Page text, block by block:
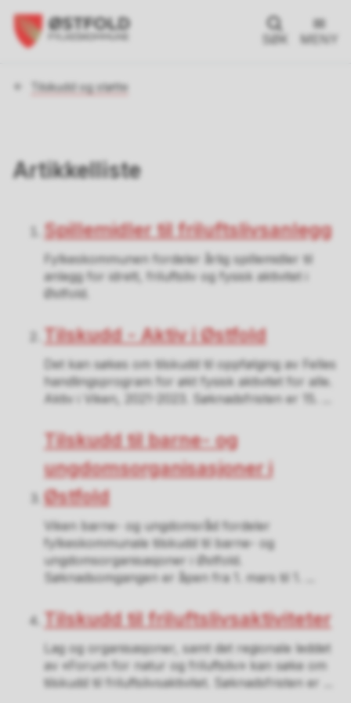
SØK MENY
Du
Tilskudd og støtte
Artikkelliste
Spillemidler til friluftslivsanlegg
Fylkeskommunen fordeler årlig spillemidler til
anlegg for idrett, friluftsliv og fysisk aktivitet i
Østfold.
Tilskudd - Aktiv i Østfold
Det kan søkes om tilskudd til oppfølging av Felles
handlingsprogram for økt fysisk aktivitet for alle.
Aktiv i Viken, 2021-2023. Søknadsfristen er 15. ...
Tilskudd til barne- og
ungdomsorganisasjoner i
Østfold
Viken barne- og ungdomsråd fordeler
fylkeskommunale tilskudd til barne- og
ungdomsorganisasjoner i Østfold.
Søknadsomgangen er åpen fra 1. mars til 1. ...
Tilskudd til friluftslivsaktiviteter
Lag og organisasjoner, samt det regionale leddet
av «Forum for natur og friluftsliv» kan søke om
tilskudd til friluftslivsaktivitet. Søknadsfristen er ...